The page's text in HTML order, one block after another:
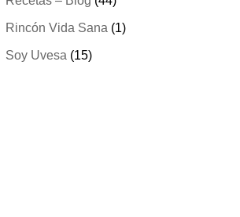
Rincón Vida Sana (1)
Soy Uvesa (15)